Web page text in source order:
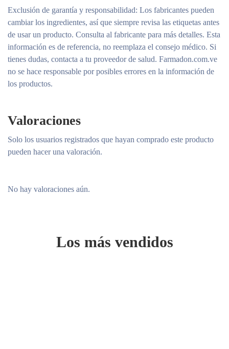
Exclusión de garantía y responsabilidad: Los fabricantes pueden
cambiar los ingredientes, así que siempre revisa las etiquetas antes
de usar un producto. Consulta al fabricante para más detalles. Esta
información es de referencia, no reemplaza el consejo médico. Si
tienes dudas, contacta a tu proveedor de salud. Farmadon.com.ve
no se hace responsable por posibles errores en la información de
los productos.
Valoraciones
No hay valoraciones aún.
Solo los usuarios registrados que hayan comprado este producto
pueden hacer una valoración.
Los más vendidos